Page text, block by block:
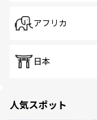
アフリカ
日本
人気スポット